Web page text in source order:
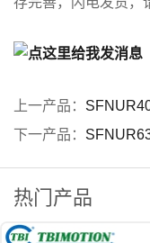
上一产品：
下一产品：
热门产品